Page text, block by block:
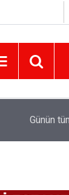
Erzurumspor
Günün